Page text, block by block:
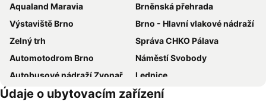
Aqualand Maravia
Brněnská přehrada
Výstaviště Brno
Brno - Hlavní vlakové nádraží
Zelný trh
Správa CHKO Pálava
Automotodrom Brno
Náměstí Svobody
Autobusové nádraží Zvonařka
Lednice
Letiště Brno
Mikulov - muzeum a zámek
Údaje o ubytovacím zařízení